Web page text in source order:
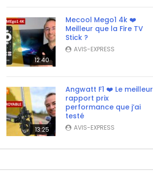
12:40
Mecool Mego1 4k ❤️
Meilleur que la Fire TV
Stick ?
AVIS-EXPRESS
13:25
Angwatt F1 ❤️ Le meilleur
rapport prix
performance que j’ai
testé
AVIS-EXPRESS